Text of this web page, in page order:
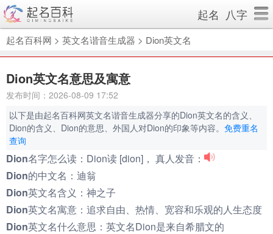
起名 八字
起名百科网 > 英文名谐音生成器 > Dion英文名
Dion英文名意思及寓意
发布时间：2026-08-09 17:52
以下是由起名百科网英文名谐音生成器分享的Dion英文名的含义、
Dion的含义、Dion的意思、外国人对Dion的印象等内容。 免费重名
查询
Dion名字怎么读： Dion读 [dion]， 真人发音：
Dion的中文名： 迪翁
Dion英文名含义： 神之子
Dion英文名寓意： 追求自由、热情、宽容和乐观的人生态度
Dion英文名什么意思： 英文名Dion是来自希腊文的